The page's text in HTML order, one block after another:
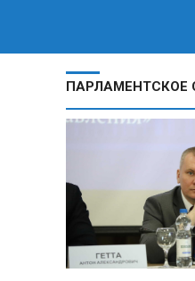
ПАРЛАМЕНТСКОЕ